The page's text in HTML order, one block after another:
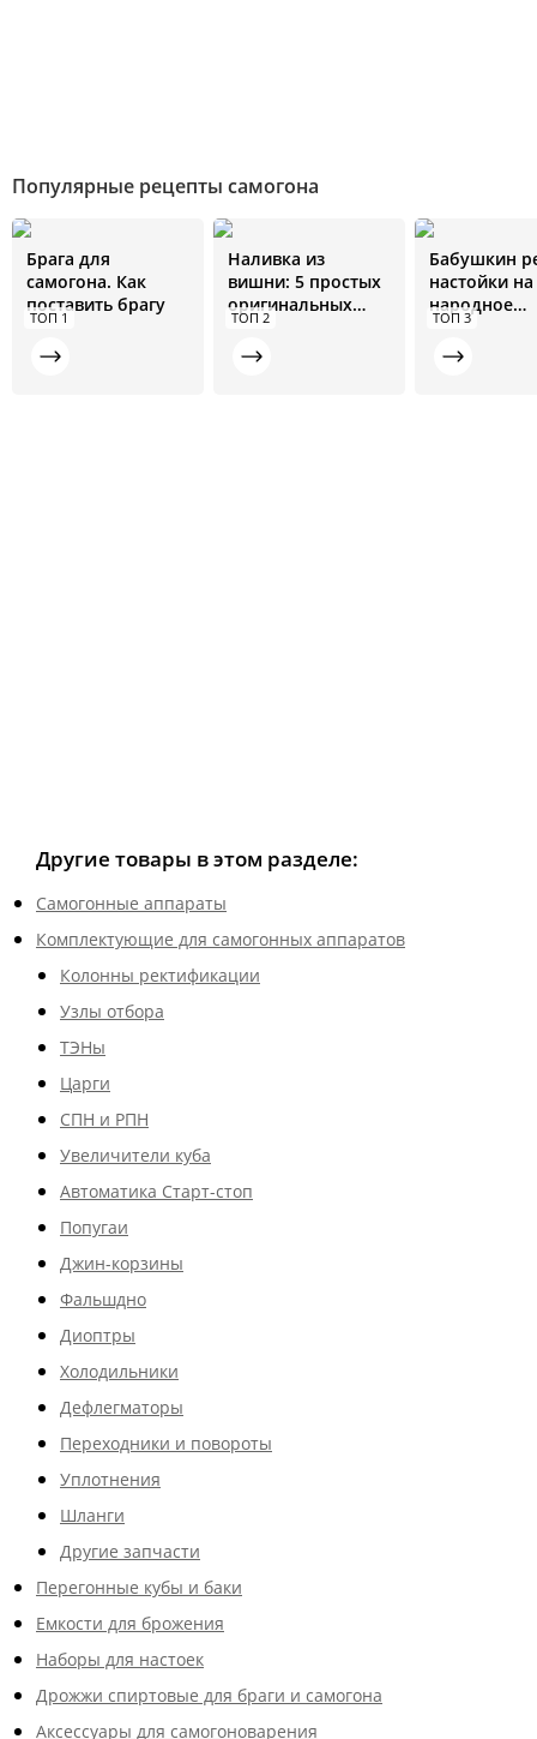
Популярные рецепты самогона
ТОП 1
Брага для
самогона. Как
поставить брагу
ТОП 2
Наливка из
вишни: 5 простых
оригинальных
рецептов
ТОП 3
Бабушкин
настойки
народное
средство от
болезней
Другие товары в этом разделе:
Самогонные аппараты
Комплектующие для самогонных аппаратов
Колонны ректификации
Узлы отбора
ТЭНы
Царги
СПН и РПН
Увеличители куба
Автоматика Старт-стоп
Попугаи
Джин-корзины
Фальшдно
Диоптры
Холодильники
Дефлегматоры
Переходники и повороты
Уплотнения
Шланги
Другие запчасти
Перегонные кубы и баки
Емкости для брожения
Наборы для настоек
Дрожжи спиртовые для браги и самогона
Аксессуары для самогоноварения